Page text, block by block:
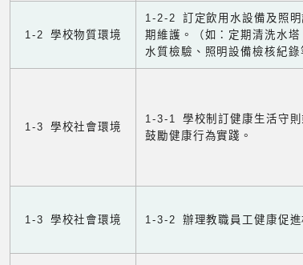
1-2 學校物質環境
1-2-2 訂定飲用水設備及照明
期維護。（如：定期清洗水
水質檢驗、照明設備檢核紀錄
1-3 學校社會環境
1-3-1 學校制訂健康生活守則
鼓勵健康行為實踐。
1-3 學校社會環境 1-3-2 辦理教職員工健康促進